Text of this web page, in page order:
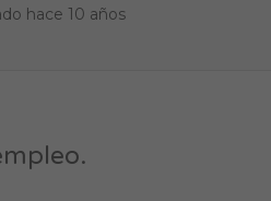
hace 10 años